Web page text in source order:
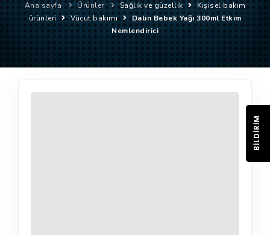
NASIL ÇALIŞIR?
YARDIM
Ana sayfa Ürünler Sağlık ve güzellik
Kişisel bakım
ürünleri
Vücut bakımı
Dalin Bebek Yağı 300ml Etkim
Nemlendirici
BILDIRIM